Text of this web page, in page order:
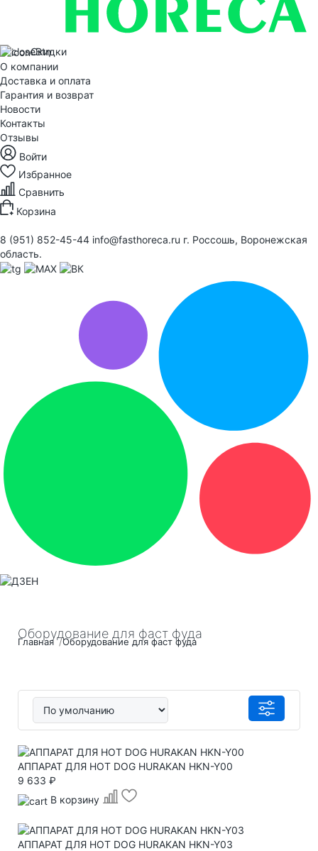
Скидки
О компании
Доставка и оплата
Гарантия и возврат
Новости
Контакты
Отзывы
Войти
Избранное
Сравнить
Корзина
8 (951) 852-45-44 info@fasthoreca.ru г. Россошь, Воронежская
область.
Оборудование для фаст фуда
Главная Оборудование для фаст фуда
АППАРАТ ДЛЯ HOT DOG HURAKAN HKN-Y00
9 633 ₽
В корзину
АППАРАТ ДЛЯ HOT DOG HURAKAN HKN-Y03